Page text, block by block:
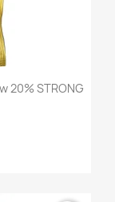
20% STRONG